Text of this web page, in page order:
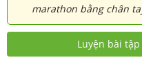
marathon bằng chân
Luyện bài